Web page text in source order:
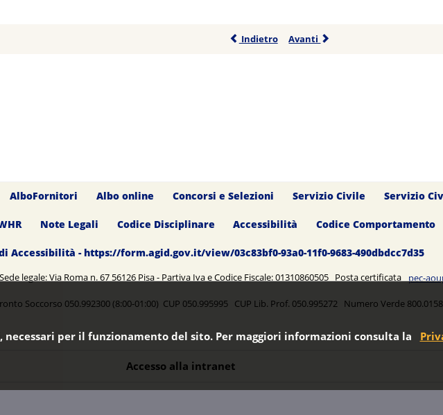
Indietro Avanti
AlboFornitori Albo online Concorsi e Selezioni Servizio Civile Servizio
Note Legali Codice Disciplinare Accessibilità Codice Comportamento
Accessibilità - https://form.agid.gov.it/view/03c83bf0-93a0-11f0-9683-490dbdcc7d35
legale: Via Roma n. 67 56126 Pisa - Partiva Iva e Codice Fiscale: 01310860505 Posta certificata pec-
Soccorso 050.992300 (8:00-01:00) CUP 050.995995 CUP Lib. Prof. 050.995272 Numero Verde
Accesso alla intranet
necessari per il funzionamento del sito. Per maggiori informazioni consulta la